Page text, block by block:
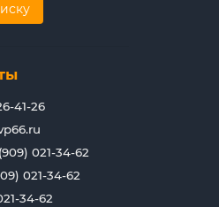
41-26
021-34-62
021-34-62
34-62